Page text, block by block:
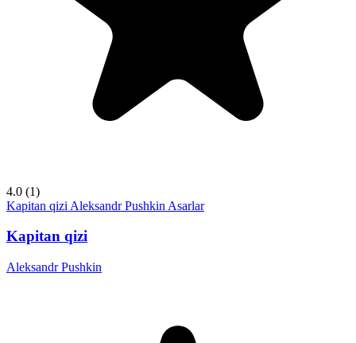
4.0 (1)
Kapitan qizi Aleksandr Pushkin Asarlar
Kapitan qizi
Aleksandr Pushkin